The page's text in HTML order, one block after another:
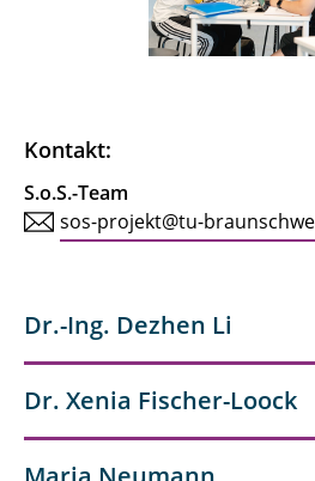
Kontakt:
S.o.S.-Team
sos-projekt@tu-
Dr.-Ing. Dezhen Li
Dr. Xenia Fischer-Loock